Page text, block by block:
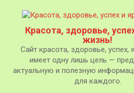
контентуКрасота, здоровье,
жизнь!
Сайт красота, здоровье, успех,
имеет одну лишь цель —
актуальную и полезную
для каждого.